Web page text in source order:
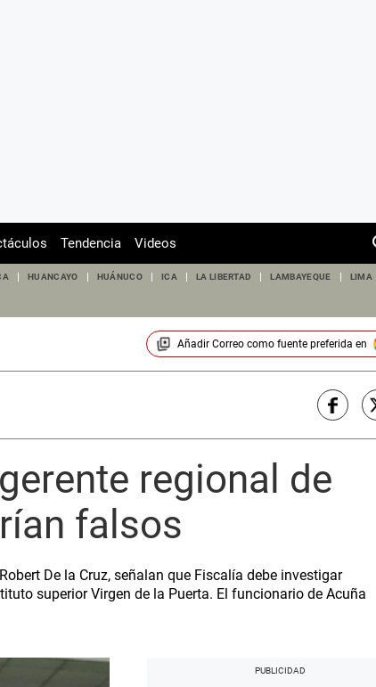
Tendencia Videos
HUANCAYO HUÁNUCO ICA LA LIBERTAD LAMBAYEQUE LIMA
Añadir Correocomo fuente preferida en
regional de
falsos
De la Cruz, señalan que Fiscalía debe investigar
superior Virgen de la Puerta. El funcionario de Acuña